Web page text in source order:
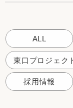
ALL
東口プロジェク
採用情報